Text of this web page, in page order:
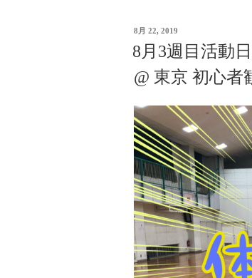
8月 22, 2019
8月3週目活動
@ 東京 初心者